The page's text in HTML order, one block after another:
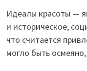
Идеалы красоты —
и историческое,
что считается
могло быть